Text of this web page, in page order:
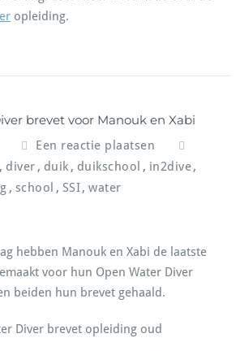
opleiding.
brevet voor Manouk en Xabi
Een reactie plaatsen
, diver , duik , duikschool , in2dive,
, school , SSI, water
hebben Manouk en Xabi de laatste
voor hun Open Water Diver
beiden hun brevet gehaald.